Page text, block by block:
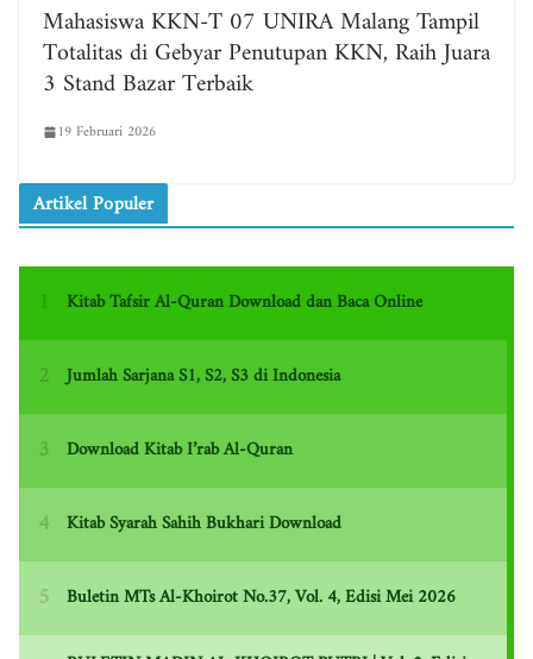
Mahasiswa KKN-T 07 UNIRA Malang Tampil
Totalitas di Gebyar Penutupan KKN, Raih Juara
3 Stand Bazar Terbaik
19 Februari 2026
Artikel Populer